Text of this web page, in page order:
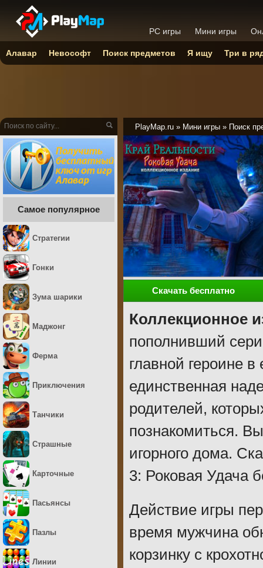
PlayMap.ru » Мини игры » Поиск
Скачать бесплатно
Коллекционное
пополнивший
главной героине
единственная
родителей,
познакомиться.
игорного дома.
3: Роковая Удача
Действие игры
время мужчина
корзинку с
Самое популярное
Стратегии
Гонки
Зума шарики
Маджонг
Ферма
Приключения
Танчики
Страшные
Карточные
Пасьянсы
Пазлы
Линии
PC игры Мини игры
Алавар Невософт Поиск предметов Я ищу Три в